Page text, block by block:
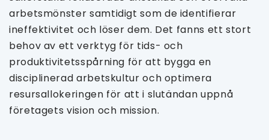
arbetsmönster samtidigt som de identifierar
ineffektivitet och löser dem. Det fanns ett stort
behov av ett verktyg för tids- och
produktivitetsspårning för att bygga en
disciplinerad arbetskultur och optimera
resursallokeringen för att i slutändan uppnå
företagets vision och mission.